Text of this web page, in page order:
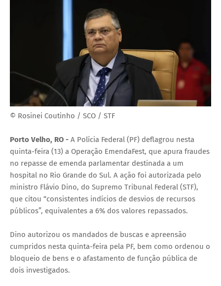
© Rosinei Coutinho / SCO / STF
Porto Velho, RO - A Polícia Federal (PF) deflagrou nesta
quinta-feira (13) a Operação EmendaFest, que apura fraudes
no repasse de emenda parlamentar destinada a um
hospital no Rio Grande do Sul. A ação foi autorizada pelo
ministro Flávio Dino, do Supremo Tribunal Federal (STF),
que citou “consistentes indícios de desvios de recursos
públicos”, equivalentes a 6% dos valores repassados.
Dino autorizou os mandados de buscas e apreensão
cumpridos nesta quinta-feira pela PF, bem como ordenou o
bloqueio de bens e o afastamento de função pública de
dois investigados.